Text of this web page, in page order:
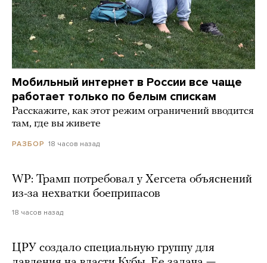
Мобильный интернет в России все чаще
работает только по белым спискам
Расскажите, как этот режим ограничений вводится
там, где вы живете
РАЗБОР 18 часов назад
WP: Трамп потребовал у Хегсета объяснений
из-за нехватки боеприпасов
18 часов назад
ЦРУ создало специальную группу для